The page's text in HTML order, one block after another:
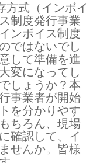
方式（インボイ
制度発行事業
ンボイス制度
ではないでし
して準備を進
変になってし
しょうか？本
事業者が開始
を分かりやす
ちろん、現場
確認して、イ
せんか。皆様